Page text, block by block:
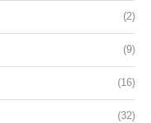
(2)
(9)
(16)
(32)